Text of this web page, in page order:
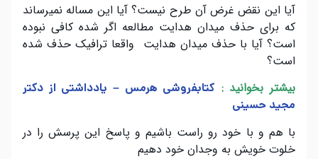
آیا این نقض غرض آن طرح نیست؟ آیا این مساله نمیرساند
که برای حذف میدان هدایت مطالعه اگر شده کافی نبوده
است؟ آیا با حذف میدان هدایت واقعا ترافیک حذف شده
است؟
بیشتر بخوانید : کتابفروشی هرمس – یادداشتی از دکتر
مجید حسینی
با هم و با خود رو راست باشیم و پاسخ این پرسش را در
خلوت خویش به وجدان خود دهیم